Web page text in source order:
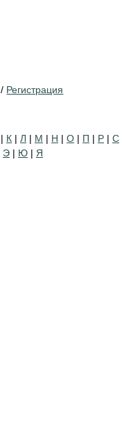
/ Регистрация
| К | Л | М | Н | О | П | Р | С
Э | Ю | Я